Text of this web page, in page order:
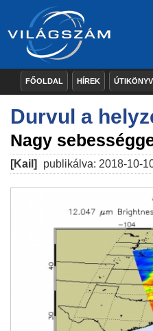
FŐOLDAL HÍREK
Durvul a
Nagy
[Kail] publikálva: 2018-10-